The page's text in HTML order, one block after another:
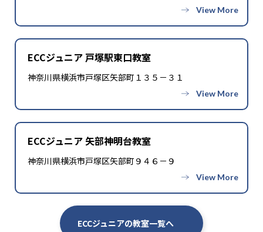
ECCジュニア 戸塚駅東口教室
神奈川県横浜市戸塚区矢部町１３５－３１
ECCジュニア 矢部神明台教室
神奈川県横浜市戸塚区矢部町９４６－９
ECCジュニアの教室一覧へ